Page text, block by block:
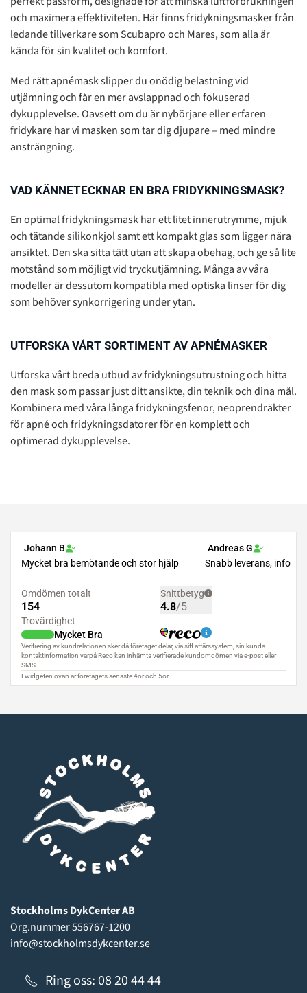
och maximera effektiviteten. Här finns fridykningsmasker från
ledande tillverkare som Scubapro och Mares, som alla är
kända för sin kvalitet och komfort.
Med rätt apnémask slipper du onödig belastning vid
utjämning och får en mer avslappnad och fokuserad
dykupplevelse. Oavsett om du är nybörjare eller erfaren
fridykare har vi masken som tar dig djupare – med mindre
ansträngning.
VAD KÄNNETECKNAR EN BRA FRIDYKNINGSMASK?
En optimal fridykningsmask har ett litet innerutrymme, mjuk
och tätande silikonkjol samt ett kompakt glas som ligger nära
ansiktet. Den ska sitta tätt utan att skapa obehag, och ge så lite
motstånd som möjligt vid tryckutjämning. Många av våra
modeller är dessutom kompatibla med optiska linser för dig
som behöver synkorrigering under ytan.
UTFORSKA VÅRT SORTIMENT AV APNÉMASKER
Utforska vårt breda utbud av fridykningsutrustning och hitta
den mask som passar just ditt ansikte, din teknik och dina mål.
Kombinera med våra långa fridykningsfenor, neoprendräkter
för apné och fridykningsdatorer för en komplett och
optimerad dykupplevelse.
Stockholms DykCenter AB
Org.nummer 556767-1200
info@stockholmsdykcenter.se
Ring oss: 08 20 44 44